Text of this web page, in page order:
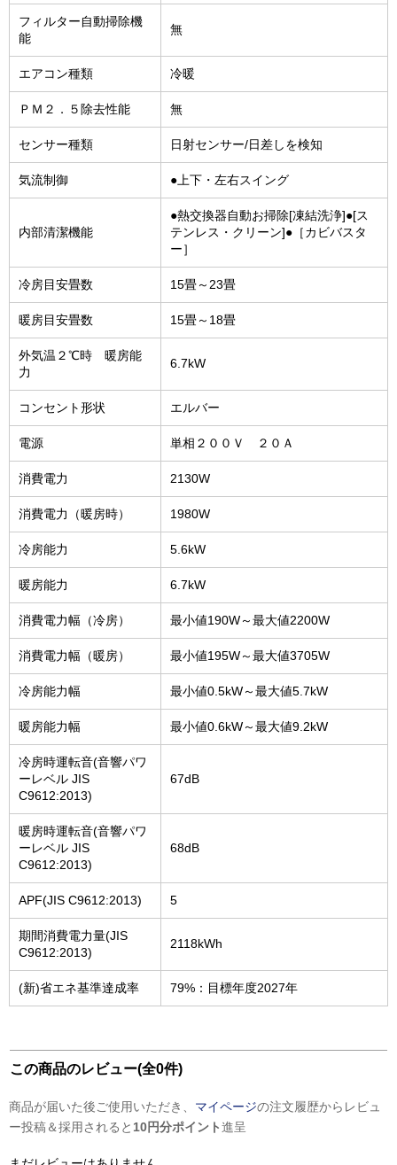
フィルター自動掃除機
能
無
エアコン種類 冷暖
ＰＭ２．５除去性能 無
センサー種類 日射センサー/日差しを検知
気流制御 ●上下・左右スイング
内部清潔機能
●熱交換器自動お掃除[凍結洗浄]●[ス
テンレス・クリーン]●［カビバスタ
ー］
冷房目安畳数 15畳～23畳
暖房目安畳数 15畳～18畳
外気温２℃時 暖房能
力
6.7kW
コンセント形状 エルバー
電源 単相２００Ｖ ２０Ａ
消費電力 2130W
消費電力（暖房時） 1980W
冷房能力 5.6kW
暖房能力 6.7kW
消費電力幅（冷房） 最小値190W～最大値2200W
消費電力幅（暖房） 最小値195W～最大値3705W
冷房能力幅 最小値0.5kW～最大値5.7kW
暖房能力幅 最小値0.6kW～最大値9.2kW
冷房時運転音(音響パワ
ーレベル JIS
C9612:2013)
67dB
暖房時運転音(音響パワ
ーレベル JIS
C9612:2013)
68dB
APF(JIS C9612:2013) 5
期間消費電力量(JIS
C9612:2013)
2118kWh
(新)省エネ基準達成率 79%：目標年度2027年
この商品のレビュー(全0件)
商品が届いた後ご使用いただき、 マイページの注文履歴からレビュ
ー投稿＆採用されると 10円分ポイント進呈